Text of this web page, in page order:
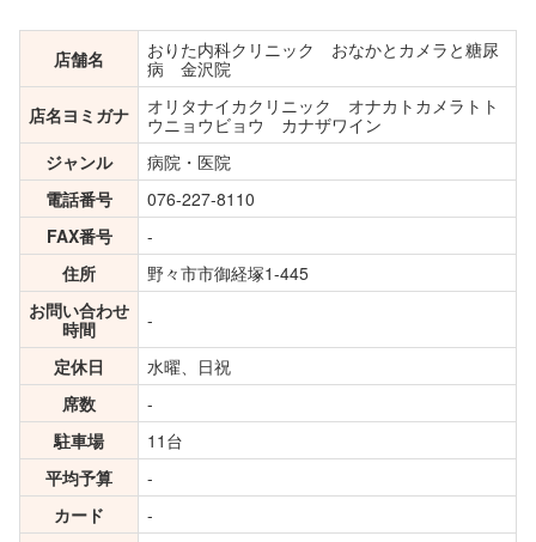
店舗名
おりた内科クリニック おなかとカメラと糖尿
病 金沢院
店名ヨミガナ
オリタナイカクリニック オナカトカメラトト
ウニョウビョウ カナザワイン
ジャンル
病院・医院
電話番号
076-227-8110
FAX番号
-
住所
野々市市御経塚1-445
お問い合わせ
時間
-
定休日
水曜、日祝
席数
-
駐車場
11台
平均予算
-
カード
-